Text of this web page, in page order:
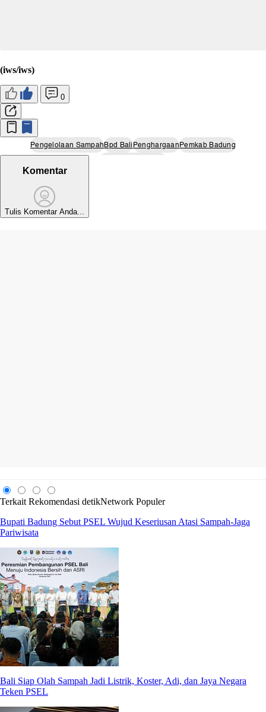
(iws/iws)
0
Pengelolaan SampahBpd BaliPenghargaanPemkab Badung
Komentar
Tulis Komentar Anda...
Terkait Rekomendasi detikNetwork Populer
Bupati Badung Sebut PSEL Wujud Keseriusan Atasi Sampah-Jaga
Pariwisata
Bali Siap Olah Sampah Jadi Listrik, Koster, Adi, dan Jaya Negara
Teken PSEL